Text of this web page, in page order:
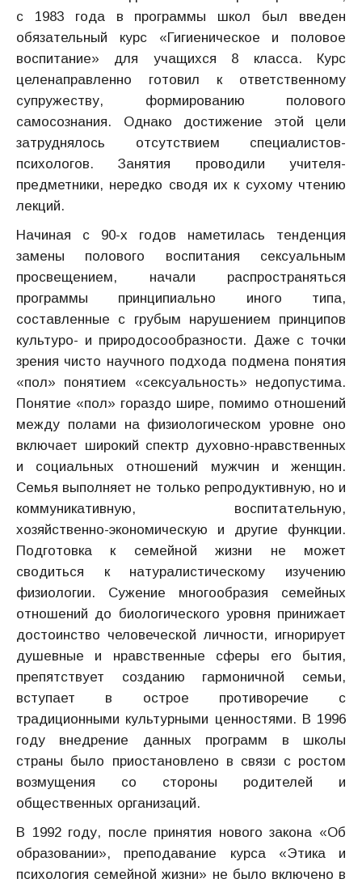
с 1983 года в программы школ был введен
обязательный курс «Гигиеническое и половое
воспитание» для учащихся 8 класса. Курс
целенаправленно готовил к ответственному
супружеству, формированию полового
самосознания. Однако достижение этой цели
затруднялось отсутствием специалистов-
психологов. Занятия проводили учителя-
предметники, нередко сводя их к сухому чтению
лекций.
Начиная с 90-х годов наметилась тенденция
замены полового воспитания сексуальным
просвещением, начали распространяться
программы принципиально иного типа,
составленные с грубым нарушением принципов
культуро- и природосообразности. Даже с точки
зрения чисто научного подхода подмена понятия
«пол» понятием «сексуальность» недопустима.
Понятие «пол» гораздо шире, помимо отношений
между полами на физиологическом уровне оно
включает широкий спектр духовно-нравственных
и социальных отношений мужчин и женщин.
Семья выполняет не только репродуктивную, но и
коммуникативную, воспитательную,
хозяйственно-экономическую и другие функции.
Подготовка к семейной жизни не может
сводиться к натуралистическому изучению
физиологии. Сужение многообразия семейных
отношений до биологического уровня принижает
достоинство человеческой личности, игнорирует
душевные и нравственные сферы его бытия,
препятствует созданию гармоничной семьи,
вступает в острое противоречие с
традиционными культурными ценностями. В 1996
году внедрение данных программ в школы
страны было приостановлено в связи с ростом
возмущения со стороны родителей и
общественных организаций.
В 1992 году, после принятия нового закона «Об
образовании», преподавание курса «Этика и
психология семейной жизни» не было включено в